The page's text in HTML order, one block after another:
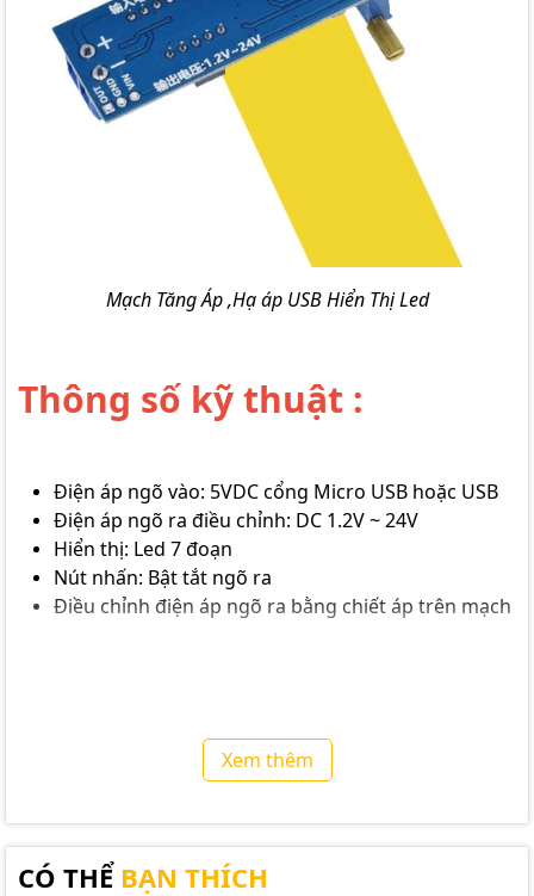
Mạch Tăng Áp ,Hạ áp USB Hiển Thị Led
Thông số kỹ thuật :
Điện áp ngõ vào: 5VDC cổng Micro USB hoặc USB
Điện áp ngõ ra điều chỉnh: DC 1.2V ~ 24V
Hiển thị: Led 7 đoạn
Nút nhấn: Bật tắt ngõ ra
Điều chỉnh điện áp ngõ ra bằng chiết áp trên mạch
Xem thêm
CÓ THỂ BẠN THÍCH